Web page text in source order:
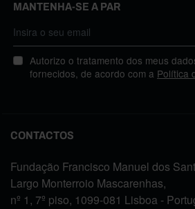
MANTENHA-SE A PAR
Autorizo o tratamento dos meus
fornecidos, de acordo com a Política
CONTACTOS
Fundação Francisco Manuel dos
Largo Monterroio Mascarenhas,
nº 1, 7º piso, 1099-081 Lisboa -